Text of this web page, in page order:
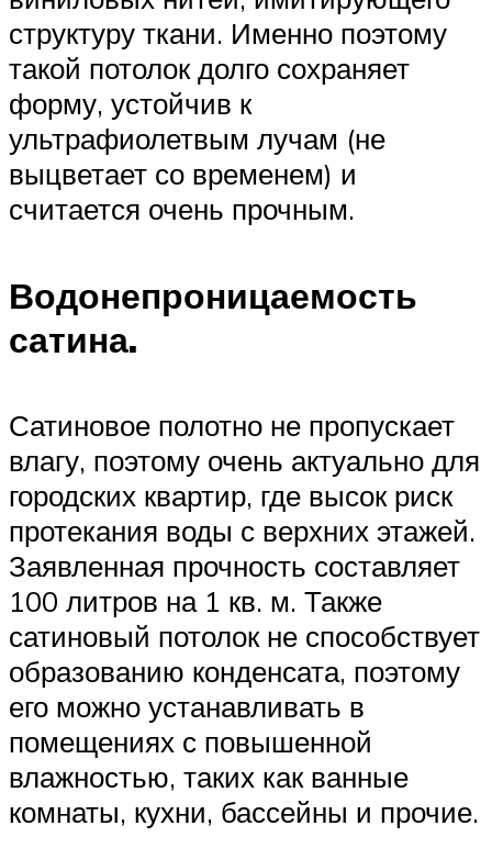
структуру ткани. Именно поэтому
такой потолок долго сохраняет
форму, устойчив к
ультрафиолетвым лучам (не
выцветает со временем) и
считается очень прочным.
Водонепроницаемость
сатина.
Сатиновое полотно не пропускает
влагу, поэтому очень актуально для
городских квартир, где высок риск
протекания воды с верхних этажей.
Заявленная прочность составляет
100 литров на 1 кв. м. Также
сатиновый потолок не способствует
образованию конденсата, поэтому
его можно устанавливать в
помещениях с повышенной
влажностью, таких как ванные
комнаты, кухни, бассейны и прочие.